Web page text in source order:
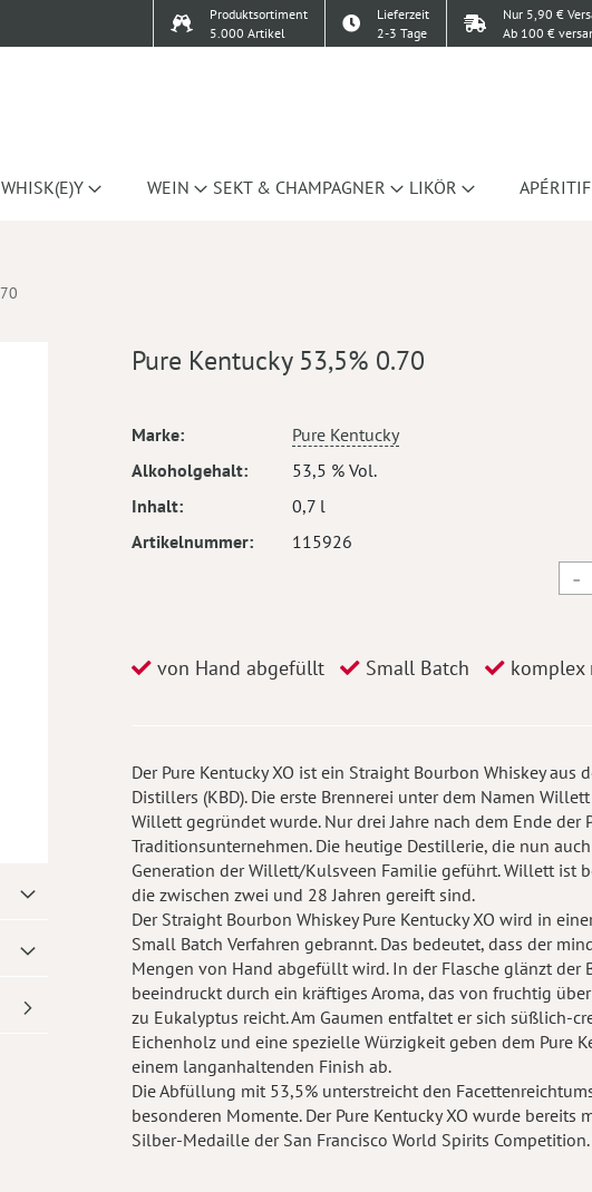
Produktsortiment
5.000 Artikel
Lieferzeit
2-3 Tage
Nur 5,90 €
Ab 100 €
WHISK(E)Y WEIN SEKT & CHAMPAGNER LIKÖR APÉRITIF
Pure Kentucky 53,5% 0.70
Mehr
Marke
Pure Kentucky
Alkoholgehalt
53,5 % Vol.
Inhalt
0,7 l
Artikelnummer
115926
von Hand abgefüllt Small Batch komplex
Der Pure Kentucky XO ist ein Straight Bourbon Whiskey
Distillers (KBD). Die erste Brennerei unter dem Namen
Willett gegründet wurde. Nur drei Jahre nach dem Ende
Traditionsunternehmen. Die heutige Destillerie, die nun
Generation der Willett/Kulsveen Familie geführt. Willett ist
die zwischen zwei und 28 Jahren gereift sind.
Der Straight Bourbon Whiskey Pure Kentucky XO wird in
Small Batch Verfahren gebrannt. Das bedeutet, dass der
Mengen von Hand abgefüllt wird. In der Flasche glänzt
beeindruckt durch ein kräftiges Aroma, das von fruchtig
zu Eukalyptus reicht. Am Gaumen entfaltet er sich süßlich-
Eichenholz und eine spezielle Würzigkeit geben dem Pure
einem langanhaltenden Finish ab.
Die Abfüllung mit 53,5% unterstreicht den
besonderen Momente. Der Pure Kentucky XO wurde
Silber-Medaille der San Francisco World Spirits Competition.